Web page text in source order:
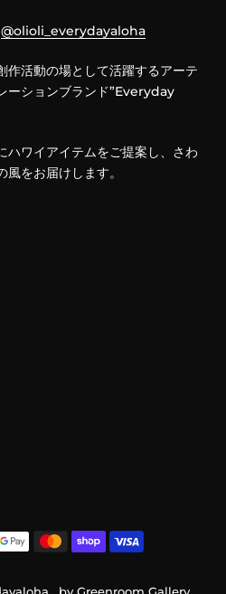
@olioli_everydayaloha
作活動の場として活躍するアーテ
ーションブランド”Everyday
ハワイアイテムをご提案し、さわ
をお届けします。